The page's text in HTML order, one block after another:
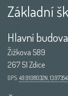
Základní
Hlavní budova
Žižkova 589
267 51 Zdice
GPS: 49.9108032N,